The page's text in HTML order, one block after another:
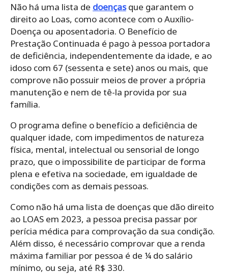
Não há uma lista de doençasque garantem o
direito ao Loas, como acontece com o Auxílio-
Doença ou aposentadoria. O Benefício de
Prestação Continuada é pago à pessoa portadora
de deficiência, independentemente da idade, e ao
idoso com 67 (sessenta e sete) anos ou mais, que
comprove não possuir meios de prover a própria
manutenção e nem de tê-la provida por sua
família.
O programa define o benefício a deficiência de
qualquer idade, com impedimentos de natureza
física, mental, intelectual ou sensorial de longo
prazo, que o impossibilite de participar de forma
plena e efetiva na sociedade, em igualdade de
condições com as demais pessoas.
Como não há uma lista de doenças que dão direito
ao LOAS em 2023, a pessoa precisa passar por
perícia médica para comprovação da sua condição.
Além disso, é necessário comprovar que a renda
máxima familiar por pessoa é de ¼ do salário
mínimo, ou seja, até R$ 330.